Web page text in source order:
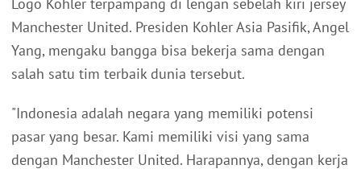
Logo Kohler terpampang di lengan sebelah kiri jersey
Manchester United. Presiden Kohler Asia Pasifik, Angel
Yang, mengaku bangga bisa bekerja sama dengan
salah satu tim terbaik dunia tersebut.
"Indonesia adalah negara yang memiliki potensi
pasar yang besar. Kami memiliki visi yang sama
dengan Manchester United. Harapannya, dengan kerja